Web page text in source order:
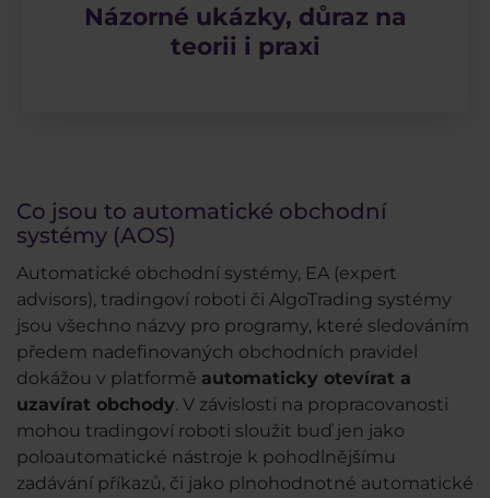
Názorné ukázky, důraz na
teorii i praxi
Co jsou to automatické obchodní
systémy (AOS)
Automatické obchodní systémy, EA (expert
advisors), tradingoví roboti či AlgoTrading systémy
jsou všechno názvy pro programy, které sledováním
předem nadefinovaných obchodních pravidel
dokážou v platformě automaticky otevírat a
uzavírat obchody. V závislosti na propracovanosti
mohou tradingoví roboti sloužit buď jen jako
poloautomatické nástroje k pohodlnějšímu
zadávání příkazů, či jako plnohodnotné automatické